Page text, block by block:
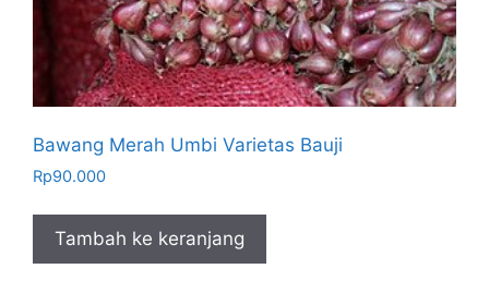
Bawang Merah Umbi Varietas Bauji
Rp90.000
Tambah ke keranjang